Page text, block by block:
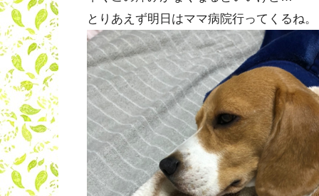
とりあえず明日はママ病院行ってくるね。